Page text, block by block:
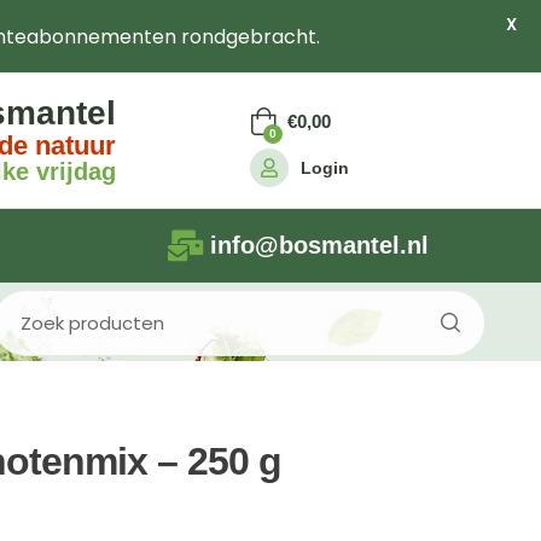
natuur
vrijdag
0
€0,00
Login
info@bosmantel.nl
– 250 g
rondgebracht. X